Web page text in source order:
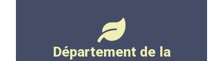
Département de la
www.correze.fr